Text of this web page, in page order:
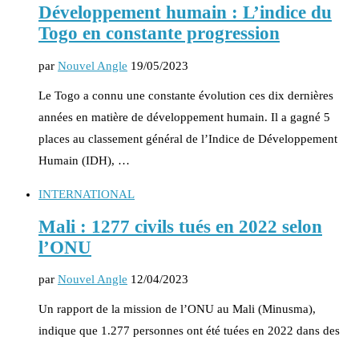
Développement humain : L’indice du
Togo en constante progression
par Nouvel Angle 19/05/2023
Le Togo a connu une constante évolution ces dix dernières
années en matière de développement humain. Il a gagné 5
places au classement général de l’Indice de Développement
Humain (IDH), …
INTERNATIONAL
Mali : 1277 civils tués en 2022 selon
l’ONU
par Nouvel Angle 12/04/2023
Un rapport de la mission de l’ONU au Mali (Minusma),
indique que 1.277 personnes ont été tuées en 2022 dans des